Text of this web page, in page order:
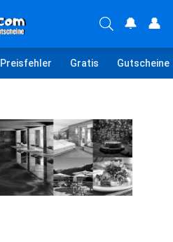
🔔 👤
Preisfehler Gratis Gutscheine